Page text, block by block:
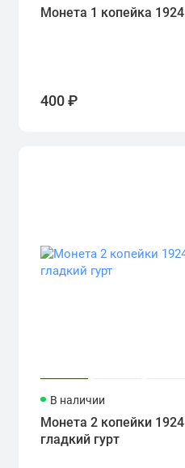
Монета 1 копейка 1924
400 ₽
В наличии
Монета 2 копейки 1924
гладкий гурт